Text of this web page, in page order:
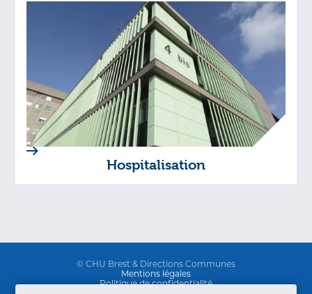
Hospitalisation
© CHU Brest & Directions Communes
Mentions légales
Politique de confidentialité